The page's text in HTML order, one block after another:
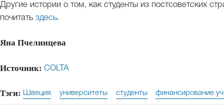
Другие истории о том, как студенты из постсоветских
почитать здесь.
Яна Пчелинцева
Источник: COLTA
Тэги: Швеция университеты студенты финансирование